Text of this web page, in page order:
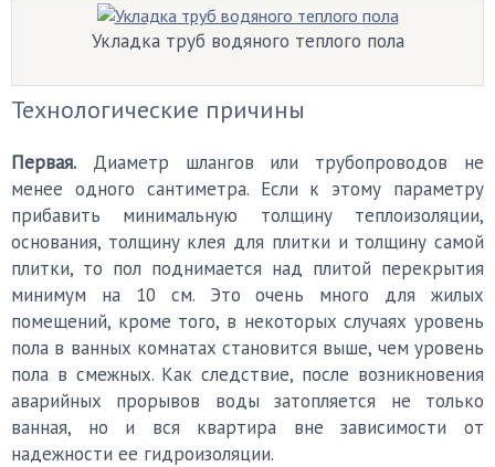
Укладка труб водяного теплого пола
Технологические причины
Первая. Диаметр шлангов или трубопроводов не
менее одного сантиметра. Если к этому параметру
прибавить минимальную толщину теплоизоляции,
основания, толщину клея для плитки и толщину самой
плитки, то пол поднимается над плитой перекрытия
минимум на 10 см. Это очень много для жилых
помещений, кроме того, в некоторых случаях уровень
пола в ванных комнатах становится выше, чем уровень
пола в смежных. Как следствие, после возникновения
аварийных прорывов воды затопляется не только
ванная, но и вся квартира вне зависимости от
надежности ее гидроизоляции.